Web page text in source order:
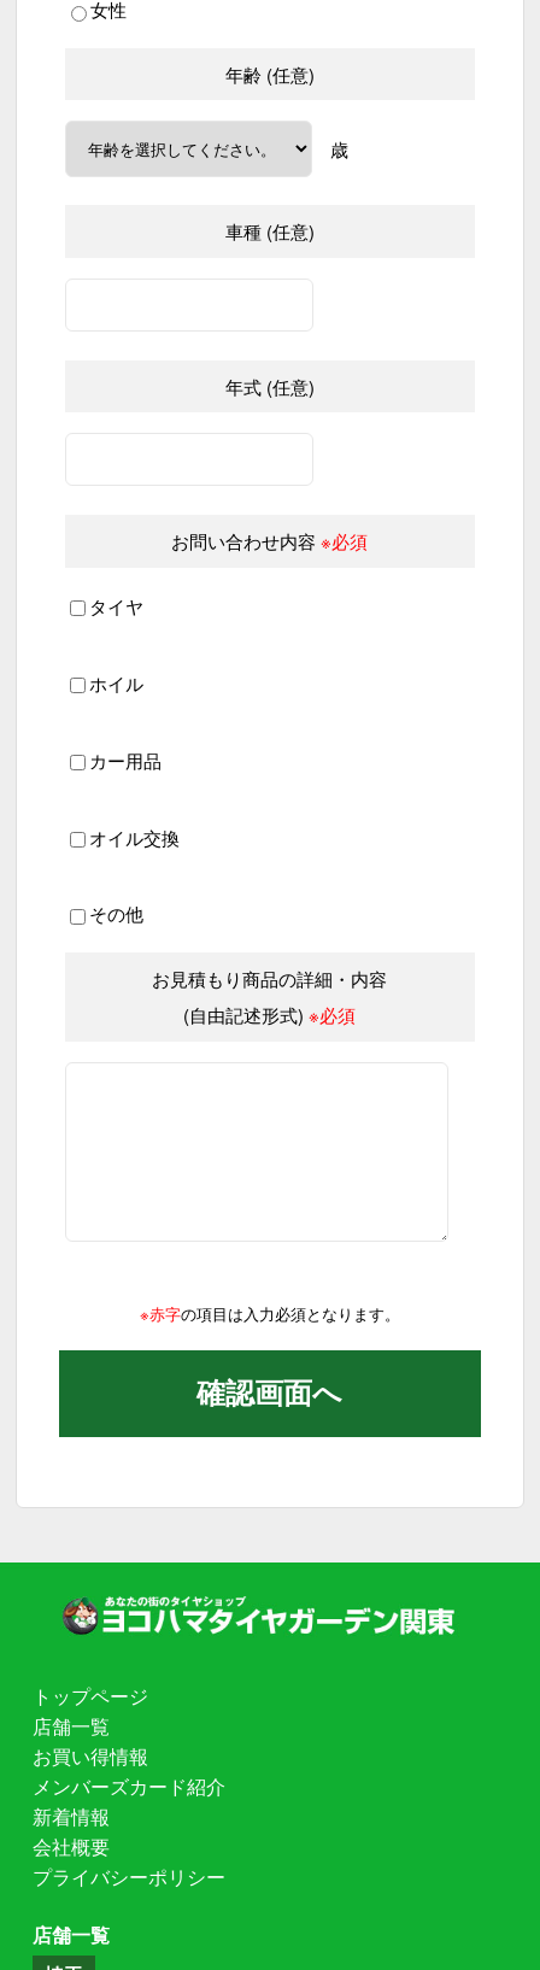
女性
年齢 (任意)
歳
車種 (任意)
年式 (任意)
お問い合わせ内容 ※必須
タイヤ
ホイル
カー用品
オイル交換
その他
お見積もり商品の詳細・内容
(自由記述形式) ※必須
※赤字の項目は入力必須となります。
トップページ
店舗一覧
お買い得情報
メンバーズカード紹介
新着情報
会社概要
プライバシーポリシー
店舗一覧